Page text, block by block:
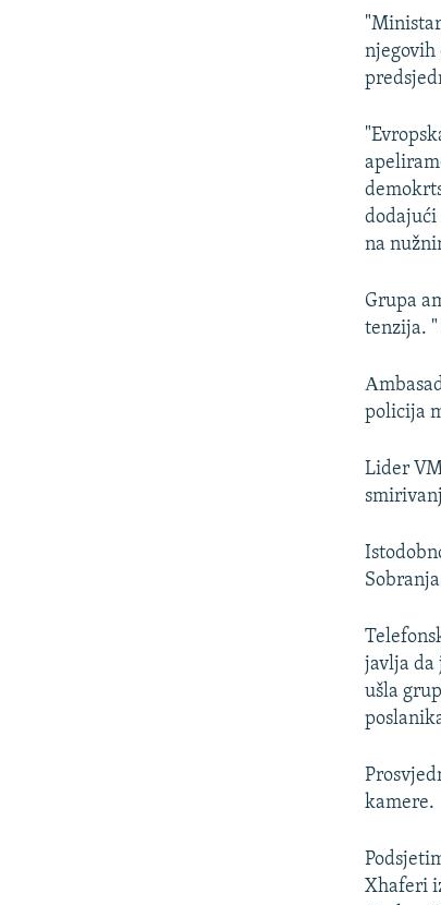
njegovih
dodajući
na
Grupa
tenzija. "
policija
Lider
javlja da
ušla
kamere.
Xhaferi